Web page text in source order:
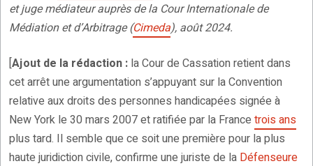
et juge médiateur auprès de la Cour Internationale de
Médiation et d’Arbitrage (Cimeda), août 2024.
[Ajout de la rédaction : la Cour de Cassation retient dans
cet arrêt une argumentation s’appuyant sur la Convention
relative aux droits des personnes handicapées signée à
New York le 30 mars 2007 et ratifiée par la France trois ans
plus tard. Il semble que ce soit une première pour la plus
haute juridiction civile, confirme une juriste de la Défenseure